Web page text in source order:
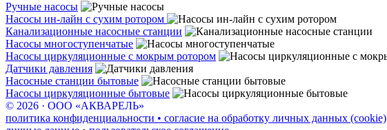
Ручные насосы
Насосы ин-лайн с сухим ротором
Канализационные насосные станции
Насосы многоступенчатые
Насосы циркуляционные с мокрым ротором
Датчики давления
Насосные станции бытовые
Насосы циркуляционные бытовые
© 2026 · ООО «АКВАРЕЛЬ»
политика конфиденциальности • согласие на обработку личных данных (cookie)